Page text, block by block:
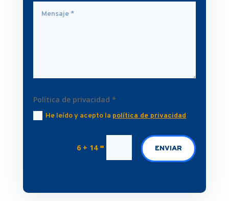
Política de privacidad *
He leído y acepto la política de privacidad
6 + 14= ENVIAR